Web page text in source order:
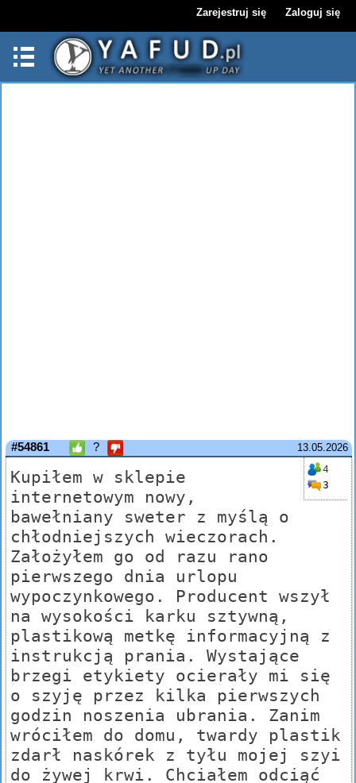
Zarejestruj się Zaloguj się
13.05.2026
#54861 ?
4
3
Kupiłem w sklepie
internetowym nowy,
bawełniany sweter z myślą o
chłodniejszych wieczorach.
Założyłem go od razu rano
pierwszego dnia urlopu
wypoczynkowego. Producent wszył
na wysokości karku sztywną,
plastikową metkę informacyjną z
instrukcją prania. Wystające
brzegi etykiety ocierały mi się
o szyję przez kilka pierwszych
godzin noszenia ubrania. Zanim
wróciłem do domu, twardy plastik
zdarł naskórek z tyłu mojej szyi
do żywej krwi. Chciałem odciąć